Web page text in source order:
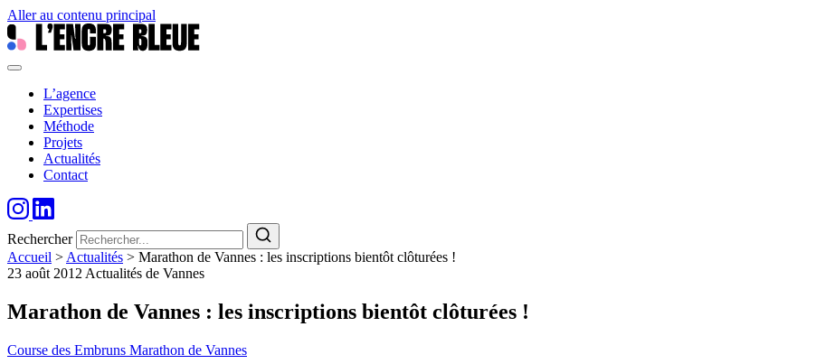
Aller au contenu principal
L’agence
Expertises
Méthode
Projets
Actualités
Contact
Rechercher
Accueil > Actualités > Marathon de Vannes : les inscriptions bientôt clôturées !
23 août 2012 Actualités de Vannes
Marathon de Vannes : les inscriptions bientôt clôturées !
Course des Embruns Marathon de Vannes